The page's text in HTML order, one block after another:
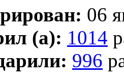
06
(а): 1014
996